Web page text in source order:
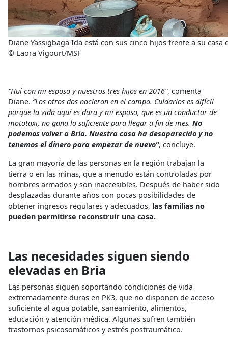
Diane Yassigbaga Ida está con sus cinco hijos frente a su
© Laora Vigourt/MSF
“Huí con mi esposo y nuestros tres hijos en 2016”, comenta
Diane. “Los otros dos nacieron en el campo. Cuidarlos es difícil
porque la vida aquí es dura y mi esposo, que es un conductor de
mototaxi, no gana lo suficiente para llegar a fin de mes. No
podemos volver a Bria. Nuestra casa ha desaparecido y no
tenemos el dinero para empezar de nuevo”, concluye.
La gran mayoría de las personas en la región trabajan la
tierra o en las minas, que a menudo están controladas por
hombres armados y son inaccesibles. Después de haber sido
desplazadas durante años con pocas posibilidades de
obtener ingresos regulares y adecuados, las familias no
pueden permitirse reconstruir una casa.
Las necesidades siguen siendo
elevadas en Bria
Las personas siguen soportando condiciones de vida
extremadamente duras en PK3, que no disponen de acceso
suficiente al agua potable, saneamiento, alimentos,
educación y atención médica. Algunas sufren también
trastornos psicosomáticos y estrés postraumático.